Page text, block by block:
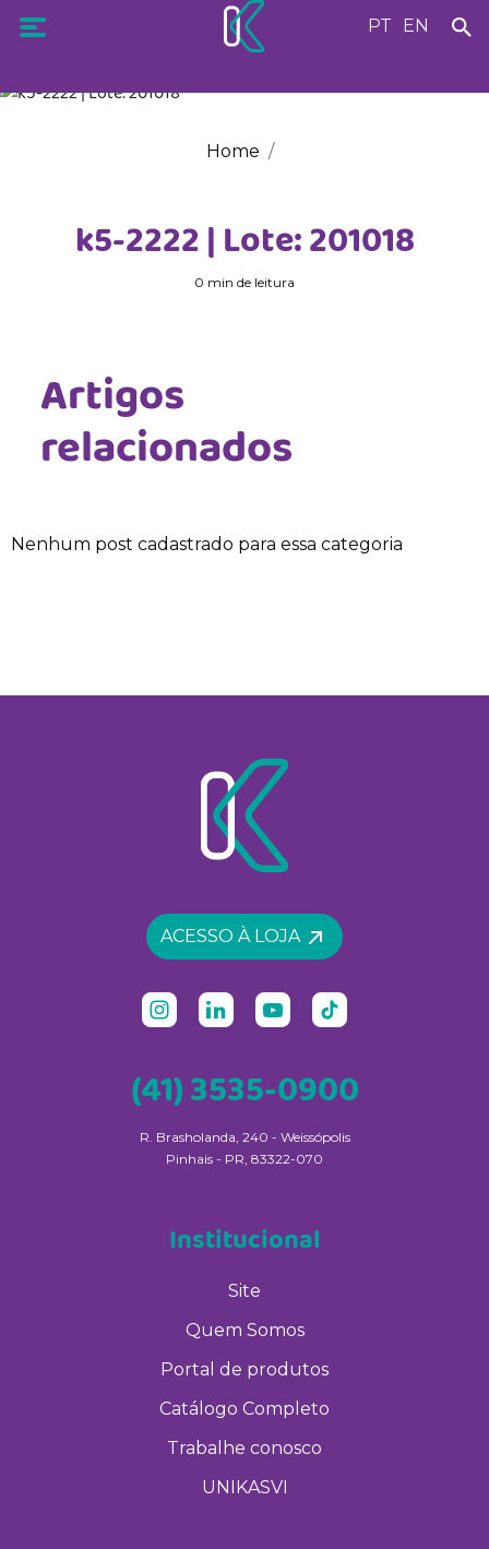
PT EN
Home
k5-2222 | Lote: 201018
0 min de leitura
Artigos
relacionados
Nenhum post cadastrado para essa categoria
ACESSO À LOJA
(41) 3535-0900
R. Brasholanda, 240 - Weissópolis
Pinhais - PR, 83322-070
Institucional
Site
Quem Somos
Portal de produtos
Catálogo Completo
Trabalhe conosco
UNIKASVI